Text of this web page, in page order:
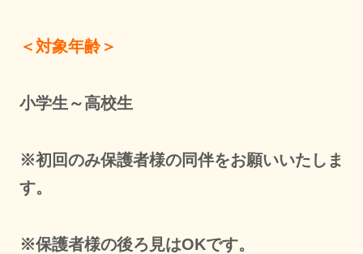
＜対象年齢＞
小学生～高校生
※初回のみ保護者様の同伴をお願いいたしま
す。
※保護者様の後ろ見はOKです。